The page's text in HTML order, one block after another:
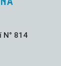
N° 814